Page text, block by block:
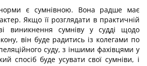
норми є сумнівною. Вона радше має
Якщо її розглядати в практичній
виникнення сумніву у судді щодо
він буде радитись із колегами по
суду, з іншими фахівцями у
спосіб буде усувати свої сумніви, і